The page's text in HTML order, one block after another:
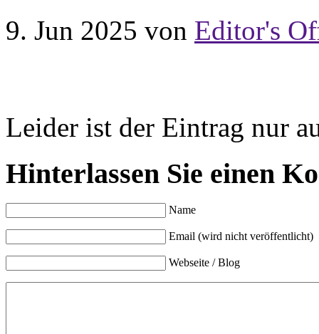
9. Jun 2025 von Editor's
Leider ist der Eintrag nur
Hinterlassen Sie einen
Name
Email (wird nicht veröffentlicht)
Webseite / Blog